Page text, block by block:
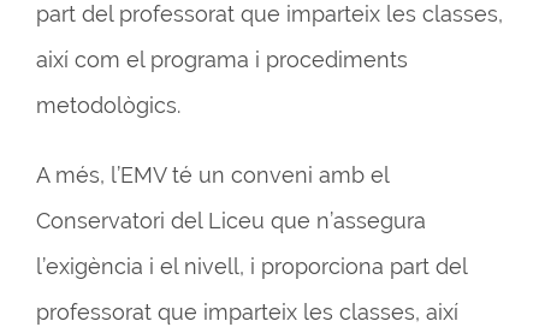
part del professorat que imparteix les classes,
així com el programa i procediments
metodològics.
A més, l’EMV té un conveni amb el
Conservatori del Liceu que n’assegura
l’exigència i el nivell, i proporciona part del
professorat que imparteix les classes, així